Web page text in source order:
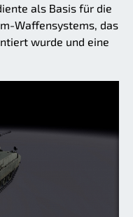
als Basis für die
Waffensystems, das
wurde und eine